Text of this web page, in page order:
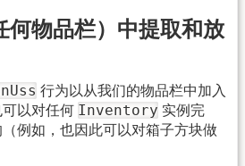
何物品栏）中提取和放
行为以从我们的物品栏中加入
以对任何 Inventory 实例完
例如，也因此可以对箱子方块做